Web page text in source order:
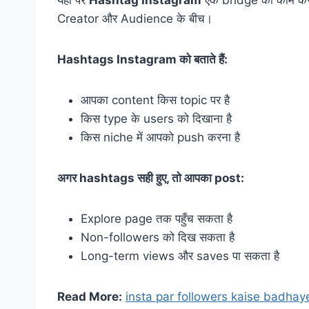
Creator और Audience के बीच।
Hashtags Instagram को बताते हैं:
आपका content किस topic पर है
किस type के users को दिखाना है
किस niche में आपको push करना है
अगर hashtags सही हुए, तो आपका post:
Explore page तक पहुँच सकता है
Non-followers को दिख सकता है
Long-term views और saves पा सकता है
Read More: insta par followers kaise